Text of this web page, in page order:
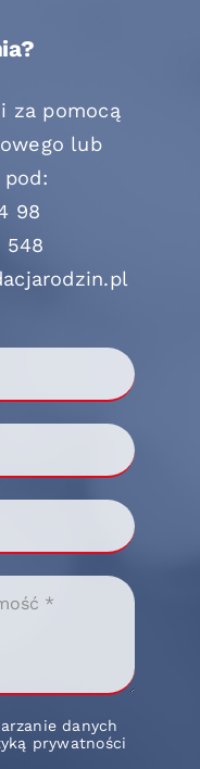
za pomocą
lub
98
548
danych
prywatności